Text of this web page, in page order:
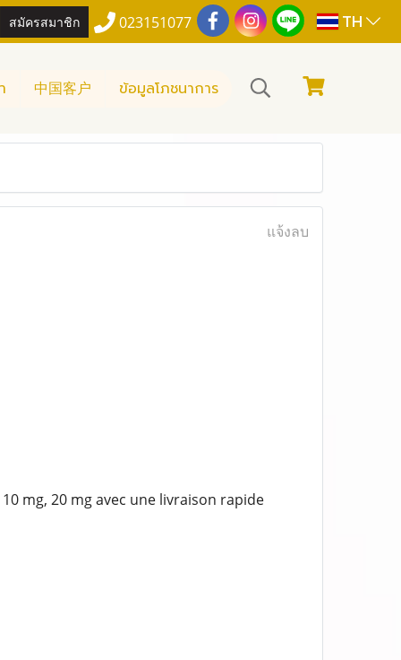
สมัครสมาชิก 023151077 TH
中国客户 ข้อมูลโภชนาการ
แจ้งลบ
mg, 20 mg avec une livraison rapide